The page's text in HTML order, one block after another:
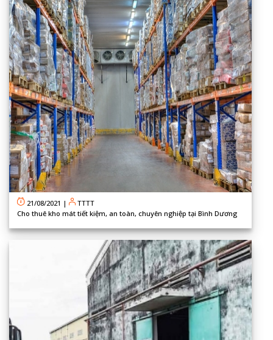
21/08/2021 |
TTTT
Cho thuê kho mát tiết kiệm, an toàn, chuyên nghiệp tại Bình Dương